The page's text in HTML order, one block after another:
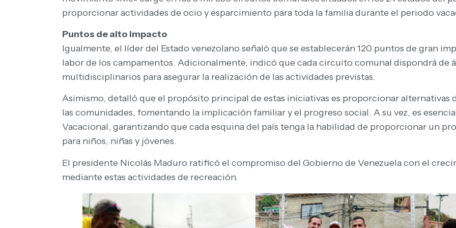
proporcionar actividades de ocio y esparcimiento para toda la familia durante el periodo
Puntos de alto impacto
Igualmente, el líder del Estado venezolano señaló que se establecerán 120 puntos de gran
labor de los campamentos. Adicionalmente, indicó que cada circuito comunal dispondrá de
multidisciplinarios para asegurar la realización de las actividades previstas.
Asimismo, detalló que el propósito principal de estas iniciativas es proporcionar alternativas
las comunidades, fomentando la implicación familiar y el progreso social. A su vez, es
Vacacional, garantizando que cada esquina del país tenga la habilidad de proporcionar un
para niños, niñas y jóvenes.
El presidente Nicolás Maduro ratificó el compromiso del Gobierno de Venezuela con el
mediante estas actividades de recreación.